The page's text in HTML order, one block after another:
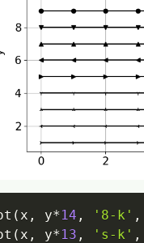
( x , y*14 , '8-k' ,
( x , y*13 , 's-k' ,